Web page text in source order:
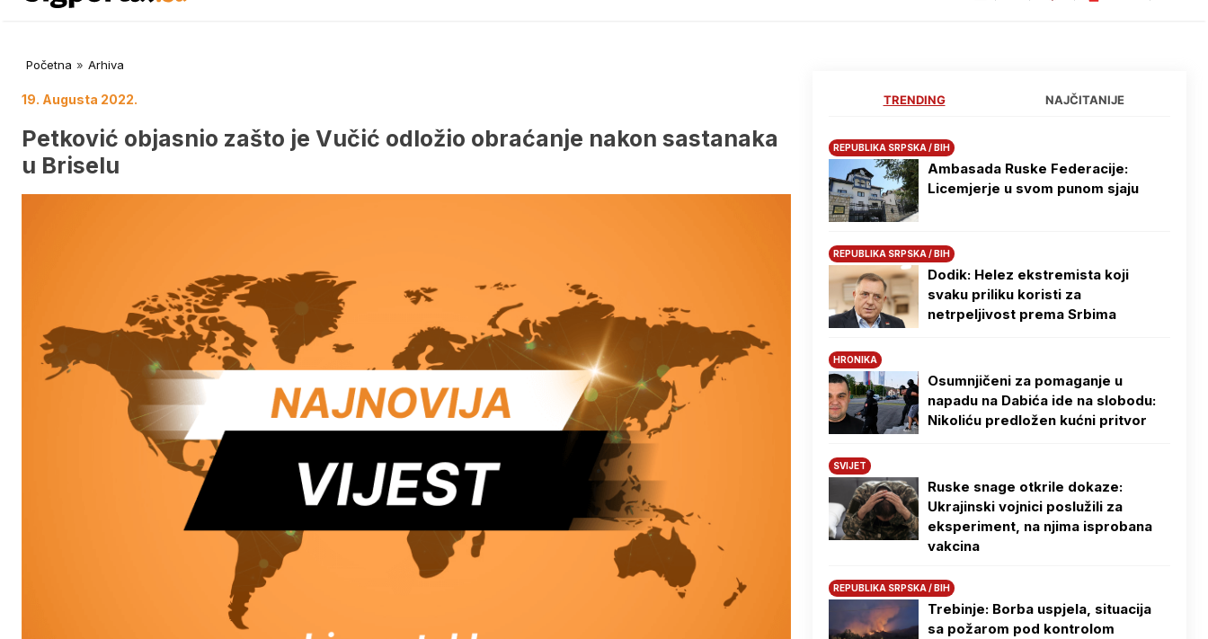
Početna » Arhiva
19. Augusta 2022.
Petković objasnio zašto je Vučić odložio obraćanje nakon sastanaka
u Briselu
TRENDING NAJČITANIJE
REPUBLIKA SRPSKA / BIH
Ambasada Ruske Federacije:
Licemjerje u svom punom sjaju
REPUBLIKA SRPSKA / BIH
Dodik: Helez ekstremista koji
svaku priliku koristi za
netrpeljivost prema Srbima
HRONIKA
Osumnjičeni za pomaganje u
napadu na Dabića ide na slobodu:
Nikoliću predložen kućni pritvor
SVIJET
Ruske snage otkrile dokaze:
Ukrajinski vojnici poslužili za
eksperiment, na njima isprobana
vakcina
REPUBLIKA SRPSKA / BIH
Trebinje: Borba uspjela, situacija
sa požarom pod kontrolom